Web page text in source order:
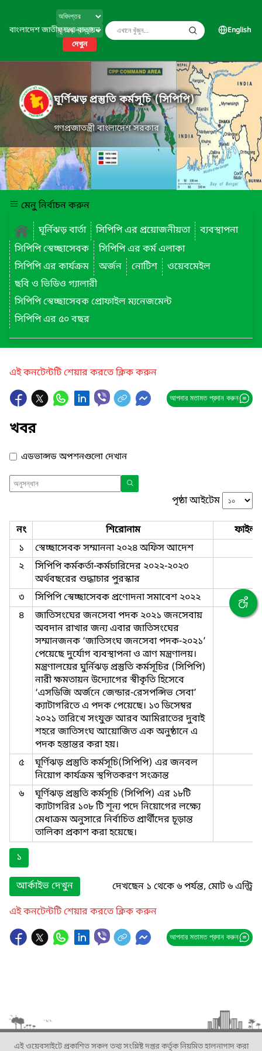
বাংলাদেশ জাতীয় তথ্য বাতায়ন
দেখুন
English
ঘূর্ণিঝড় প্রস্তুতি কর্মসূচি (সিপিপি)
গণপ্রজাতন্ত্রী বাংলাদেশ সরকার
মেনু নির্বাচন করুন
ঘূর্নিঝড় বার্তা
সিপিপি এর প্রয়োজনীয়তা
ব্যবস্থাপনা
সিপিপি স্বেচ্ছাসেবক
সিপিপি এর কর্ম এলাকা
সিপিপি এর কার্যক্রম
অর্জন নোটিশ
ওয়েবমেইল
ছবি ও ভিডিও গ্যালারী
সিপিপি স্বেচ্ছাসেবক প্রোফাইল ম্যনেজমেন্ট
সিপিপি এর ৫০ বছর
এই কনটেন্টটি শেয়ার করতে ক্লিক করুন
আপনার মতামত প্রদান করুন
খবর
এডভান্সড অপশনগুলো দেখান
পৃষ্ঠা আইটেম
নং শিরোনাম
ফাইল
১
স্বেচ্ছাসেবক সম্মাননা ২০২৪ অফিস আদেশ
২
সিপিপি কর্মকর্তা-কর্মচারিদের ২০২২-২০২৩
অর্থবছরের শুদ্ধাচার পুরস্কার
৩
সিপিপি স্বেচ্ছাসেবক প্রণোদনা সমাবেশ ২০২২
৪
জাতিসংঘের জনসেবা পদক ২০২১ জনসেবায়
অবদান রাখার জন্য এবার জাতিসংঘের
সম্মানজনক ‘জাতিসংঘ জনসেবা পদক-২০২১’
পেয়েছে দুর্যোগ ব্যবস্থাপনা ও ত্রাণ মন্ত্রণালয়।
মন্ত্রণালয়ের ঘুর্নিঝড় প্রস্তুতি কর্মসূচির (সিপিপি)
নারী ক্ষমতায়ন উদ্যোগের স্বীকৃতি হিসেবে
‘এসডিজি অর্জনে জেন্ডার-রেসপন্সিভ সেবা’
ক্যাটাগরিতে এ পদক পেয়েছে। ১৩ ডিসেম্বর
২০২১ তারিখে সংযুক্ত আরব আমিরাতের দুবাই
শহরে জাতিসংঘ আয়োজিত এক অনুষ্ঠানে এ
পদক হস্তান্তর করা হয়।
৫
ঘূর্ণিঝড় প্রস্তুতি কর্মসূচি(সিপিপি) এর জনবল
নিয়োগ কার্যক্রম স্থগিতকরণ সংক্রান্ত
৬
ঘূর্ণিঝড় প্রস্তুতি কর্মসূচি (সিপিপি) এর ১৮টি
ক্যাটাগরির ১০৮ টি শূন্য পদে নিয়োগের লক্ষ্যে
মেধাক্রম অনুসারে নির্বাচিত প্রার্থীদের চূড়ান্ত
তালিকা প্রকাশ করা হয়েছে।
১
আর্কাইভ দেখুন
দেখছেন ১ থেকে ৬ পর্যন্ত, মোট ৬ এন্ট্রি
এই কনটেন্টটি শেয়ার করতে ক্লিক করুন
আপনার মতামত প্রদান করুন
এই ওয়েবসাইটে প্রকাশিত সকল তথ্য সংশ্লিষ্ট দপ্তর কর্তৃক নিয়মিত হালনাগাদ করা